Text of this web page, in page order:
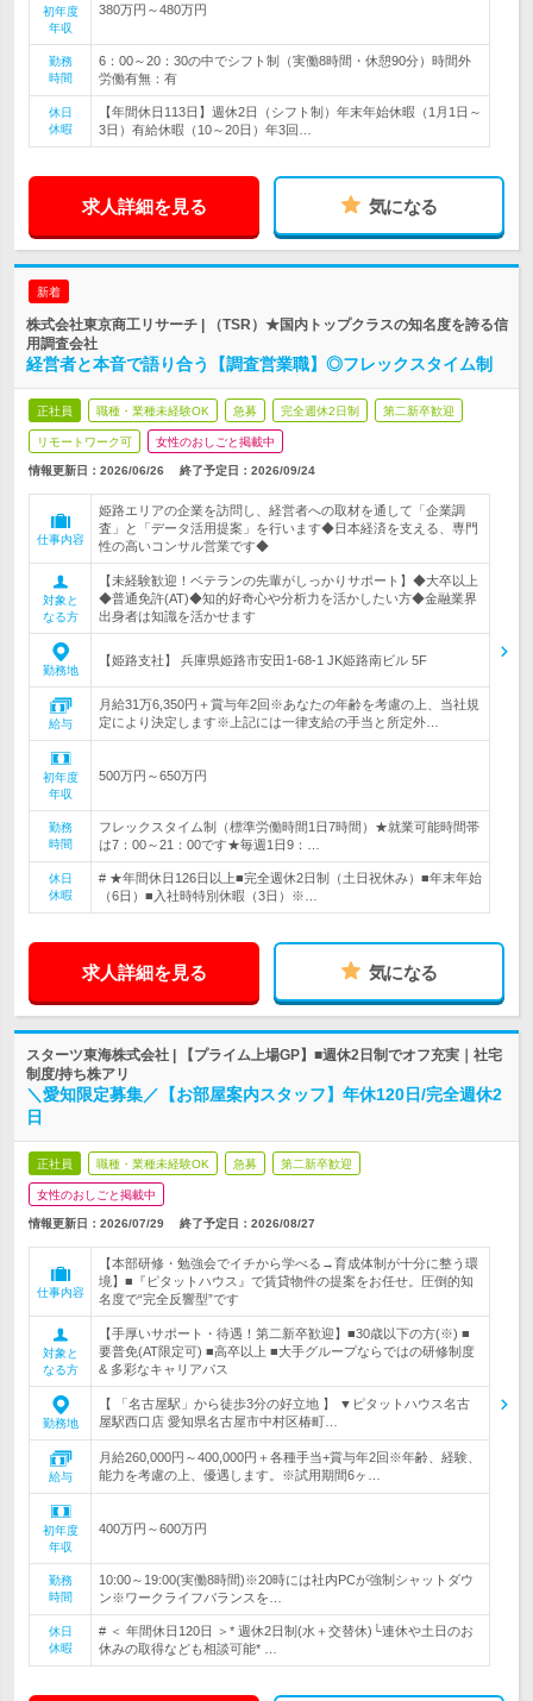
初年度
年収
380万円～480万円
勤務
時間
6：00～20：30の中でシフト制（実働8時間・休憩90分）時間外
労働有無：有
休日
休暇
【年間休日113日】週休2日（シフト制）年末年始休暇（1月1日～
3日）有給休暇（10～20日）年3回…
求人詳細を見る 気になる
新着
株式会社東京商工リサーチ | （TSR）★国内トップクラスの知名度を誇る信
用調査会社
経営者と本音で語り合う【調査営業職】◎フレックスタイム制
正社員 職種・業種未経験OK 急募 完全週休2日制 第二新卒歓迎
リモートワーク可 女性のおしごと掲載中
情報更新日：2026/06/26 終了予定日： 2026/09/24
仕事内容
姫路エリアの企業を訪問し、経営者への取材を通して「企業調
査」と「データ活用提案」を行います◆日本経済を支える、専門
性の高いコンサル営業です◆
対象と
なる方
【未経験歓迎！ベテランの先輩がしっかりサポート】◆大卒以上
◆普通免許(AT)◆知的好奇心や分析力を活かしたい方◆金融業界
出身者は知識を活かせます
勤務地
【姫路支社】 兵庫県姫路市安田1-68-1 JK姫路南ビル 5F
給与
月給31万6,350円＋賞与年2回※あなたの年齢を考慮の上、当社規
定により決定します※上記には一律支給の手当と所定外…
初年度
年収
500万円～650万円
勤務
時間
フレックスタイム制（標準労働時間1日7時間）★就業可能時間帯
は7：00～21：00です★毎週1日9：…
休日
休暇
# ★年間休日126日以上■完全週休2日制（土日祝休み）■年末年始
（6日）■入社時特別休暇（3日）※…
求人詳細を見る 気になる
スターツ東海株式会社 | 【プライム上場GP】■週休2日制でオフ充実｜社宅
制度/持ち株アリ
＼愛知限定募集／【お部屋案内スタッフ】年休120日/完全週休2
日
正社員 職種・業種未経験OK 急募 第二新卒歓迎
女性のおしごと掲載中
情報更新日：2026/07/29 終了予定日： 2026/08/27
仕事内容
【本部研修・勉強会でイチから学べる→育成体制が十分に整う環
境】■『ピタットハウス』で賃貸物件の提案をお任せ。圧倒的知
名度で“完全反響型”です
対象と
なる方
【手厚いサポート・待遇！第二新卒歓迎】■30歳以下の方(※) ■
要普免(AT限定可) ■高卒以上 ■大手グループならではの研修制度
& 多彩なキャリアパス
勤務地
【 「名古屋駅」から徒歩3分の好立地 】 ▼ピタットハウス名古
屋駅西口店 愛知県名古屋市中村区椿町…
給与
月給260,000円～400,000円＋各種手当+賞与年2回※年齢、経験、
能力を考慮の上、優遇します。※試用期間6ヶ…
初年度
年収
400万円～600万円
勤務
時間
10:00～19:00(実働8時間)※20時には社内PCが強制シャットダウ
ン※ワークライフバランスを…
休日
休暇
# ＜ 年間休日120日 ＞* 週休2日制(水＋交替休)└連休や土日のお
休みの取得なども相談可能* …